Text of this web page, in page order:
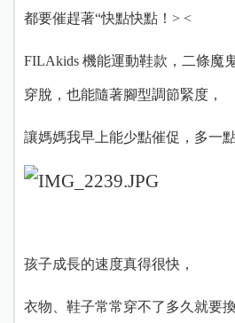
都要催趕著“快點快點！> <
FILAkids 機能運動鞋款，二條魔
穿脫，也能隨著腳型調節緊度，
讓媽媽我早上能少點催促，多一
孩子成長的速度真得很快，
衣物、鞋子常常穿不了多久就要換